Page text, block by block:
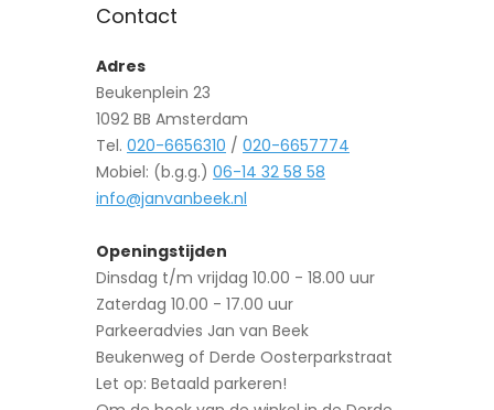
Contact
Adres
Beukenplein 23
1092 BB Amsterdam
Tel. 020-6656310 / 020-6657774
Mobiel: (b.g.g.) 06-14 32 58 58
info@janvanbeek.nl
Openingstijden
Dinsdag t/m vrijdag 10.00 - 18.00 uur
Zaterdag 10.00 - 17.00 uur
Parkeeradvies Jan van Beek
Beukenweg of Derde Oosterparkstraat
Let op: Betaald parkeren!